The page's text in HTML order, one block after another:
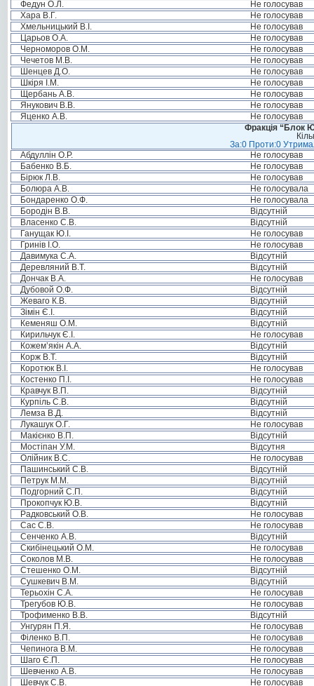
Федун О.Л.
Не голосував
Хара В.Г.
Не голосував
Хмельницький В.І.
Не голосував
Царьов О.А.
Не голосував
Черноморов О.М.
Не голосував
Чечетов М.В.
Не голосував
Шенцев Д.О.
Не голосував
Шкіря І.М.
Не голосував
Щербань А.В.
Не голосував
Янукович В.В.
Не голосував
Яценко А.В.
Не голосував
Фракція “Блок
За:0 Проти:0
Абдуллін О.Р.
Не голосував
Бабенко В.Б.
Не голосував
Бірюк Л.В.
Не голосував
Болюра А.В.
Не голосувала
Бондаренко О.Ф.
Не голосувала
Бородін В.В.
Відсутній
Власенко С.В.
Відсутній
Ганущак Ю.І.
Не голосував
Гринів І.О.
Не голосував
Давимука С.А.
Відсутній
Деревляний В.Т.
Відсутній
Дончак В.А.
Не голосував
Дубовой О.Ф.
Відсутній
Жеваго К.В.
Відсутній
Зімін Є.І.
Відсутній
Кеменяш О.М.
Відсутній
Кирильчук Є.І.
Не голосував
Кожем’якін А.А.
Відсутній
Корж В.Т.
Відсутній
Коротюк В.І.
Не голосував
Костенко П.І.
Не голосував
Кравчук В.П.
Відсутній
Курпіль С.В.
Відсутній
Лемза В.Д.
Відсутній
Лукашук О.Г.
Не голосував
Макієнко В.П.
Відсутній
Мостіпан У.М.
Відсутня
Олійник В.С.
Не голосував
Пашинський С.В.
Відсутній
Петрук М.М.
Відсутній
Подгорний С.П.
Відсутній
Прокопчук Ю.В.
Відсутній
Радковський О.В.
Не голосував
Сас С.В.
Не голосував
Сенченко А.В.
Відсутній
Скибінецький О.М.
Не голосував
Соколов М.В.
Не голосував
Стешенко О.М.
Відсутній
Сушкевич В.М.
Відсутній
Терьохін С.А.
Не голосував
Трегубов Ю.В.
Не голосував
Трофименко В.В.
Відсутній
Унгурян П.Я.
Не голосував
Філенко В.П.
Не голосував
Чепинога В.М.
Не голосував
Шаго Є.П.
Не голосував
Шевченко А.В.
Не голосував
Шевчук С.В.
Не голосував